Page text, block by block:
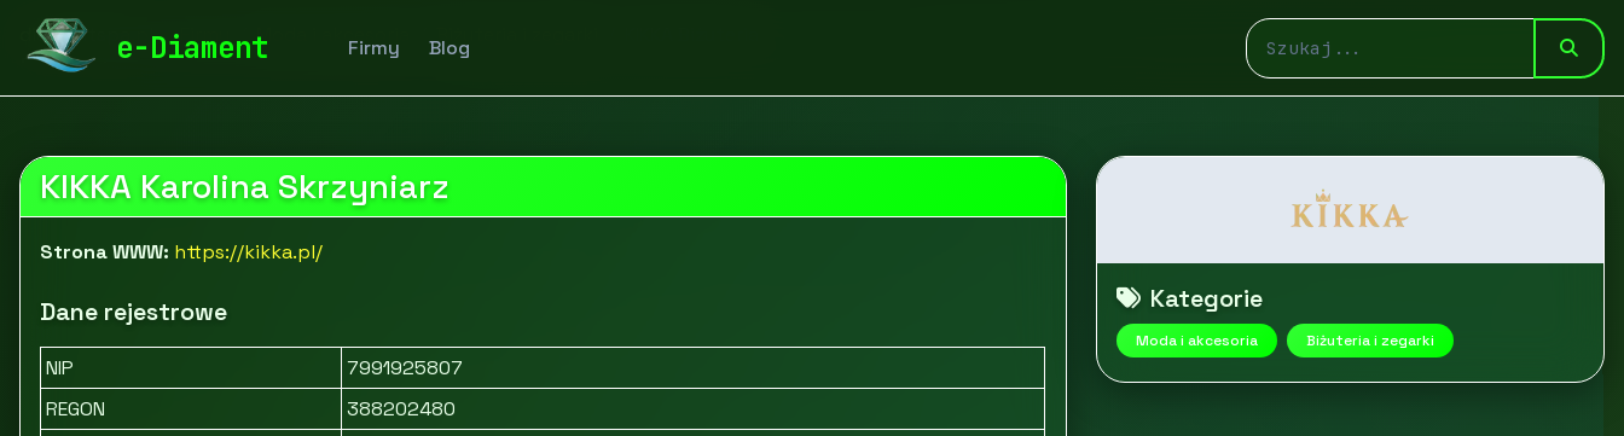
e-Diament Firmy Blog
diamentspa.pl Moda i akcesoria
KIKKA Karolina Skrzyniarz
Strona WWW: https://kikka.pl/
Dane rejestrowe
NIP
7991925807
REGON
388202480
Kategorie
Moda i akcesoria Biżuteria i zegarki